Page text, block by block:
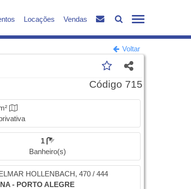
Locações Vendas
Voltar
Código 715
1
Banheiro(s)
HOLLENBACH, 470 / 444
- PORTO ALEGRE